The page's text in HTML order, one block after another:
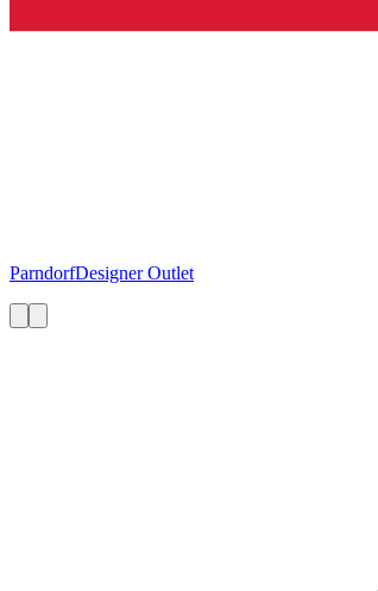
ParndorfDesigner Outlet